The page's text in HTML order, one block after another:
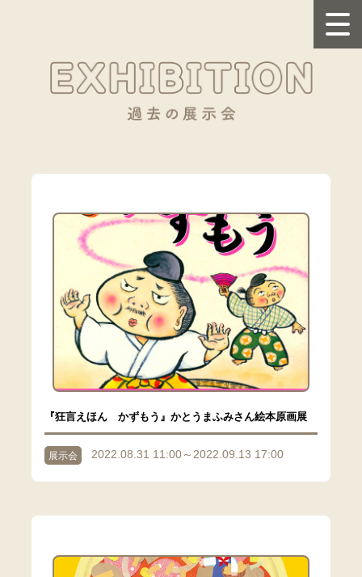
『狂言えほん かずもう』かとうまふみさん絵本原画展
展示会 2022.08.31 11:00～2022.09.13 17:00